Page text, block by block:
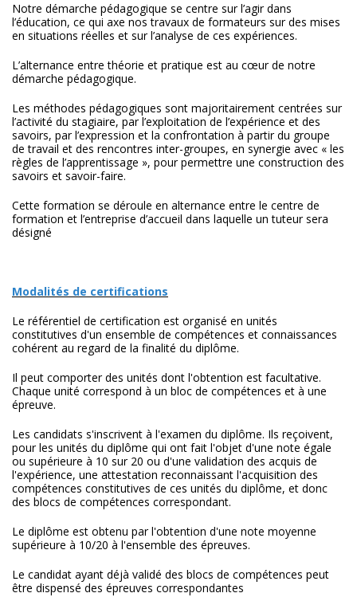
Notre démarche pédagogique se centre sur l’agir dans
l’éducation, ce qui axe nos travaux de formateurs sur des mises
en situations réelles et sur l’analyse de ces expériences.
L’alternance entre théorie et pratique est au cœur de notre
démarche pédagogique.
Les méthodes pédagogiques sont majoritairement centrées sur
l’activité du stagiaire, par l’exploitation de l’expérience et des
savoirs, par l’expression et la confrontation à partir du groupe
de travail et des rencontres inter-groupes, en synergie avec « les
règles de l’apprentissage », pour permettre une construction des
savoirs et savoir-faire.
Cette formation se déroule en alternance entre le centre de
formation et l’entreprise d’accueil dans laquelle un tuteur sera
désigné
Modalités de certifications
Le référentiel de certification est organisé en unités
constitutives d'un ensemble de compétences et connaissances
cohérent au regard de la finalité du diplôme.
Il peut comporter des unités dont l'obtention est facultative.
Chaque unité correspond à un bloc de compétences et à une
épreuve.
Les candidats s'inscrivent à l'examen du diplôme. Ils reçoivent,
pour les unités du diplôme qui ont fait l'objet d'une note égale
ou supérieure à 10 sur 20 ou d'une validation des acquis de
l'expérience, une attestation reconnaissant l'acquisition des
compétences constitutives de ces unités du diplôme, et donc
des blocs de compétences correspondant.
Le diplôme est obtenu par l'obtention d'une note moyenne
supérieure à 10/20 à l'ensemble des épreuves.
Le candidat ayant déjà validé des blocs de compétences peut
être dispensé des épreuves correspondantes